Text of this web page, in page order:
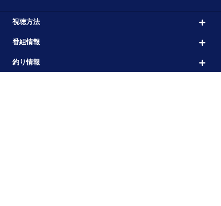
視聴方法
番組情報
釣り情報